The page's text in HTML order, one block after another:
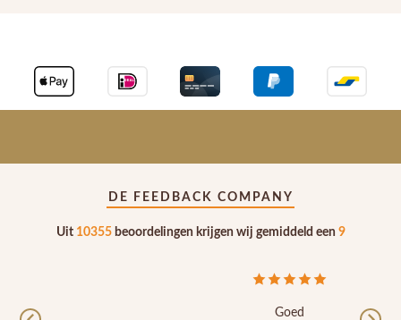
DE FEEDBACK COMPANY
Uit 10355beoordelingen krijgen wij gemiddeld een 9